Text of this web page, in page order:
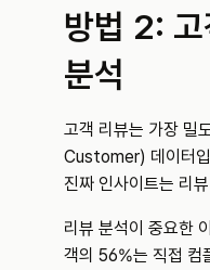
방법 2: 고
분석
고객 리뷰는 가장 밀
Customer) 데이터
진짜 인사이트는 리
리뷰 분석이 중요한
객의 56%는 직접 컴